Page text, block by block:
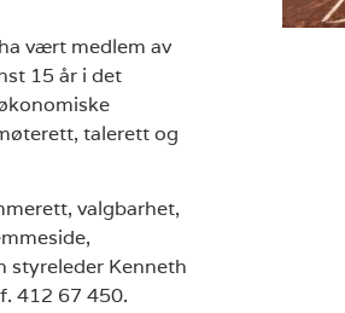
vært medlem av
15 år i det
talerett og
valgbarhet,
styreleder Kenneth
412 67 450.